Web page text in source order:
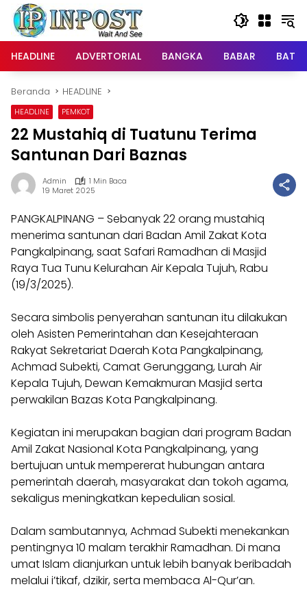
Langsung
konten
HEADLINE
ADVERTORIAL BANGKA BABAR
Beranda HEADLINE
HEADLINE PEMKOT
22 Mustahiq di Tuatunu Terima
Santunan Dari Baznas
Admin
1 Min Baca
19 Maret 2025
PANGKALPINANG – Sebanyak 22 orang mustahiq
menerima santunan dari Badan Amil Zakat Kota
Pangkalpinang, saat Safari Ramadhan di Masjid
Raya Tua Tunu Kelurahan Air Kepala Tujuh, Rabu
(19/3/2025).
Secara simbolis penyerahan santunan itu dilakukan
oleh Asisten Pemerintahan dan Kesejahteraan
Rakyat Sekretariat Daerah Kota Pangkalpinang,
Achmad Subekti, Camat Gerunggang, Lurah Air
Kepala Tujuh, Dewan Kemakmuran Masjid serta
perwakilan Bazas Kota Pangkalpinang.
Kegiatan ini merupakan bagian dari program Badan
Amil Zakat Nasional Kota Pangkalpinang, yang
bertujuan untuk mempererat hubungan antara
pemerintah daerah, masyarakat dan tokoh agama,
sekaligus meningkatkan kepedulian sosial.
Dalam sambutannya, Achmad Subekti menekankan
pentingnya 10 malam terakhir Ramadhan. Di mana
umat Islam dianjurkan untuk lebih banyak beribadah
melalui i’tikaf, dzikir, serta membaca Al-Qur’an.